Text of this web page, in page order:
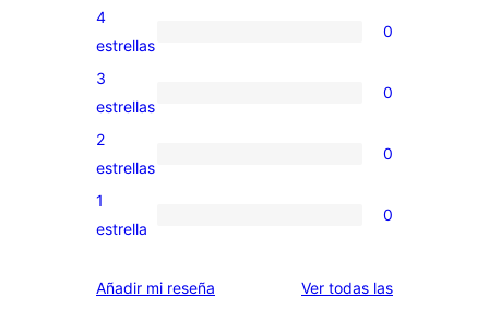
valoraciones
de
0
valoraciones
de
4
estrellas
0
0
valoraciones
de
3
estrellas
0
0
valoraciones
de
estrellas
2
estrellas
0
0
de
1
estrella
0
Añadir mi reseña Ver todas lasvaloraciones